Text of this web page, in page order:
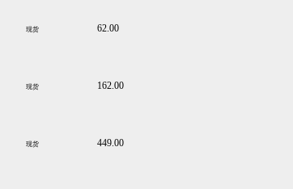
现货 62.00
现货 162.00
现货 449.00